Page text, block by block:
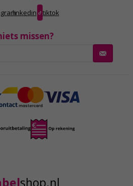
linkedin tiktok
missen?
shop.nl